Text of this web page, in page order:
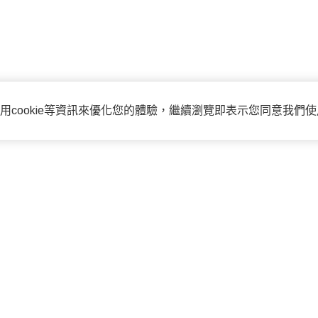
cookie等資訊來優化您的體驗，繼續瀏覽即表示您同意我們